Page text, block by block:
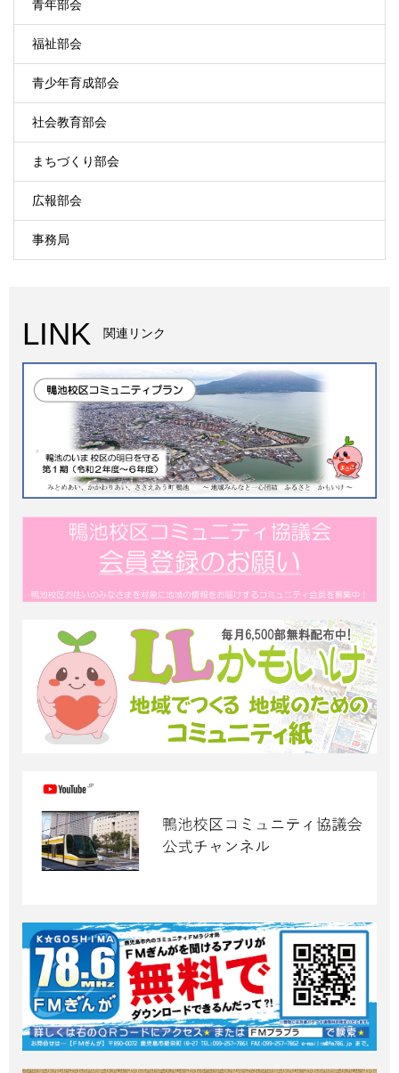
青年部会
福祉部会
青少年育成部会
社会教育部会
まちづくり部会
広報部会
事務局
LINK 関連リンク